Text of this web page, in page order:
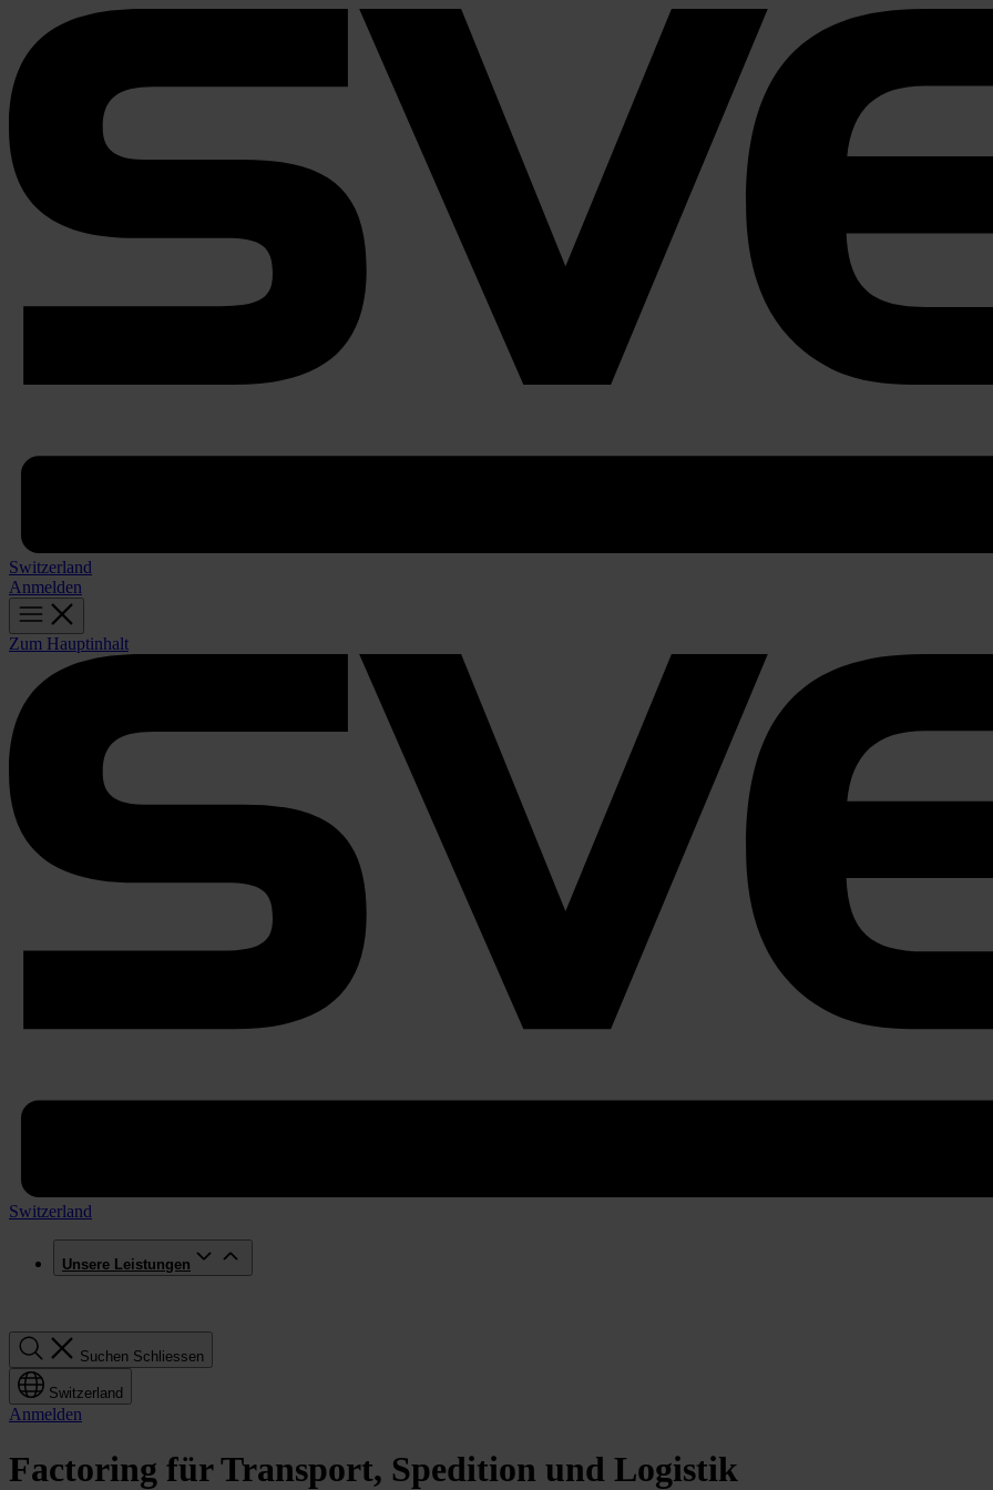
Switzerland
Anmelden
Zum Hauptinhalt
Switzerland
Unsere Leistungen
Suchen Schliessen
Switzerland
Anmelden
Factoring für Transport, Spedition und Logistik